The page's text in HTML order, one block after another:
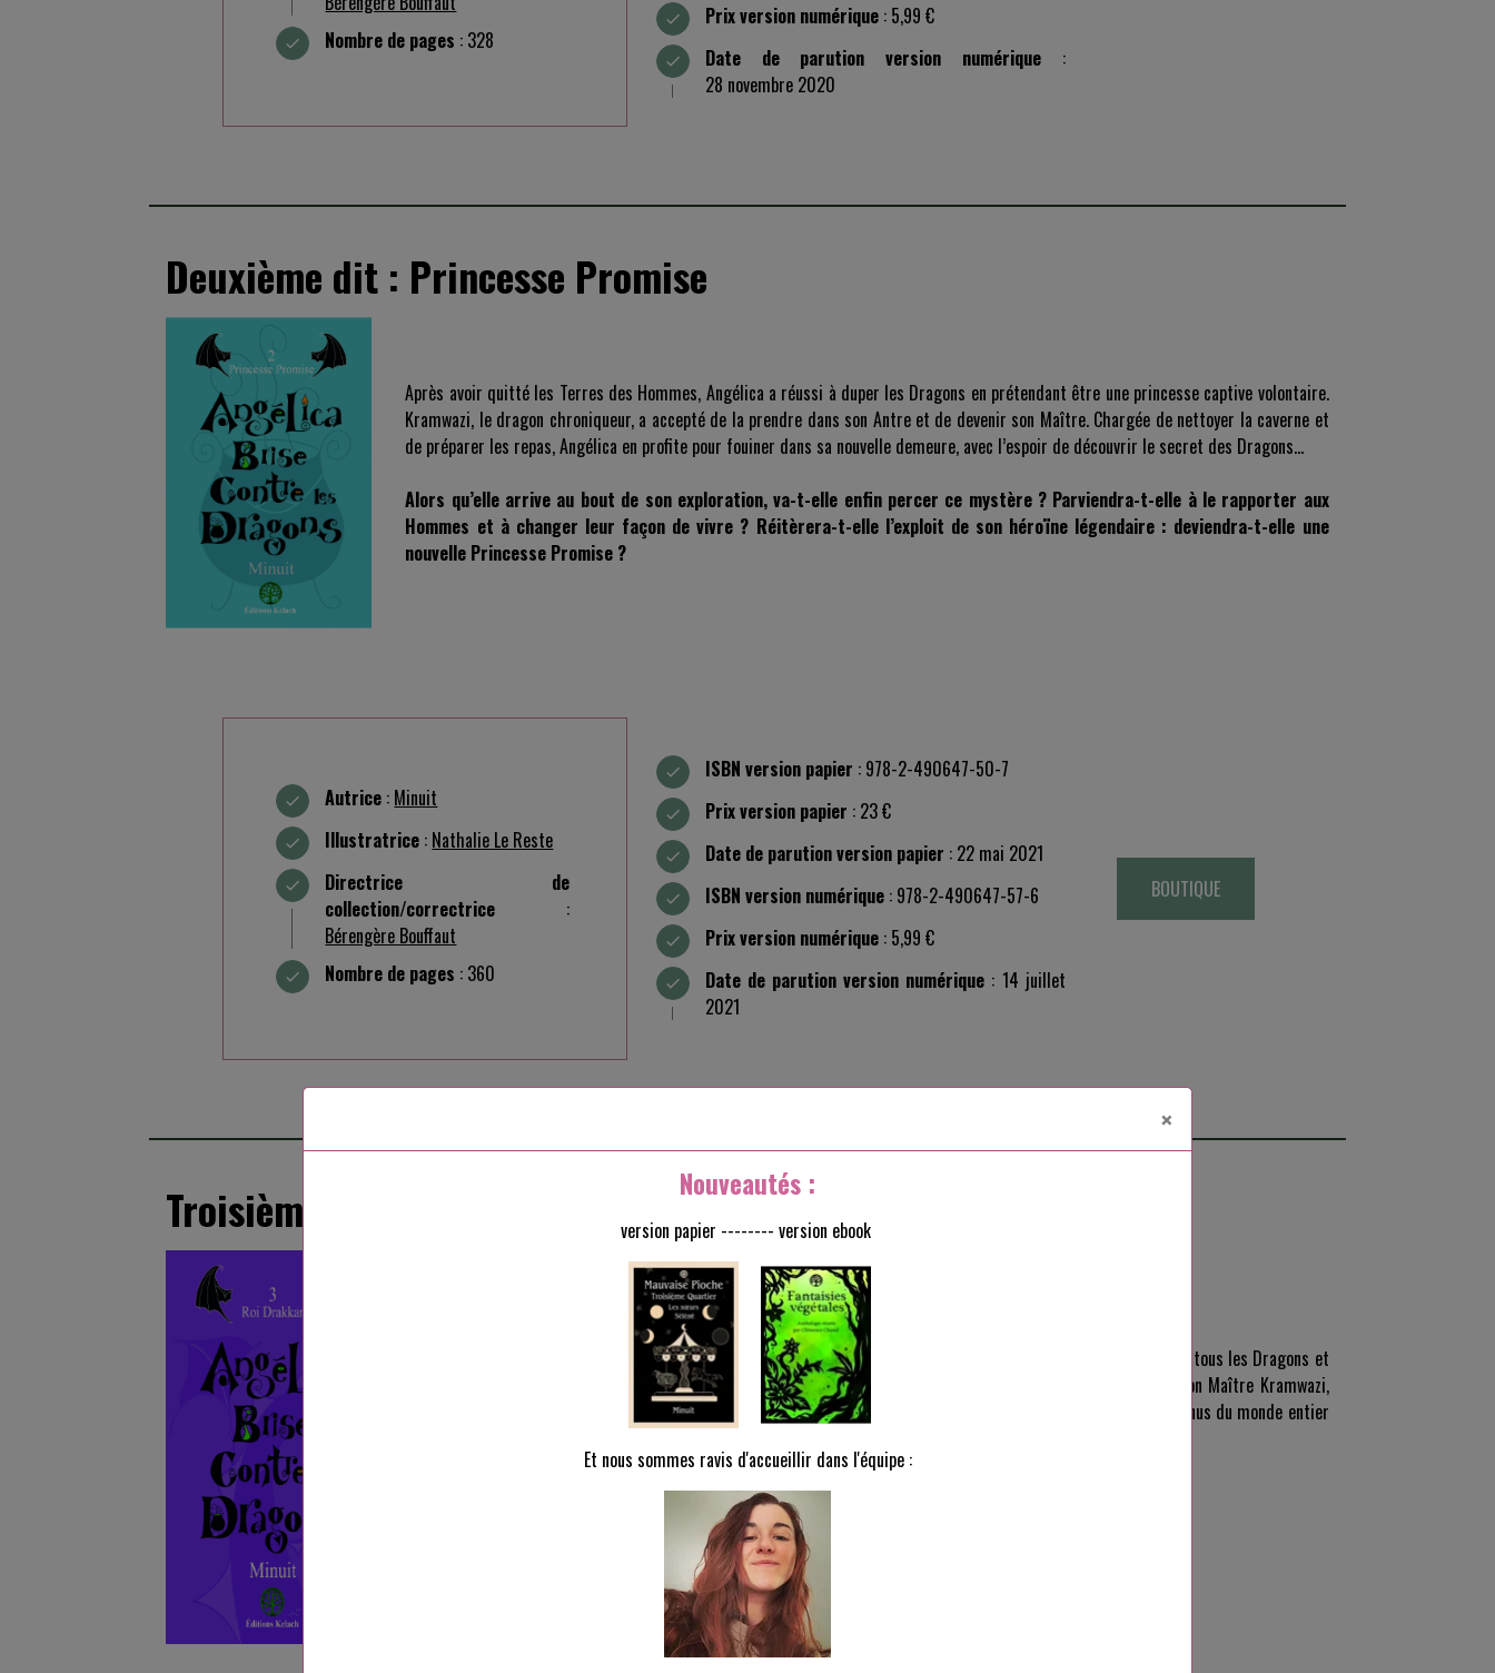
Nombre de pages : 328
Prix version numérique : 5,99 €
Date de parution version numérique:
28 novembre 2020
Deuxième dit : Princesse Promise
Après avoir quitté les Terres des Hommes, Angélica a réussi à duper les Dragons en prétendant être une princesse captive volontaire.
Kramwazi, le dragon chroniqueur, a accepté de la prendre dans son Antre et de devenir son Maître. Chargée de nettoyer la caverne et
de préparer les repas, Angélica en profite pour fouiner dans sa nouvelle demeure, avec l’espoir de découvrir le secret des Dragons…
Alors qu’elle arrive au bout de son exploration, va-t-elle enfin percer ce mystère ? Parviendra-t-elle à le rapporter aux
Hommes et à changer leur façon de vivre ? Réitèrera-t-elle l’exploit de son héroïne légendaire : deviendra-t-elle une
nouvelle Princesse Promise ?
Autrice : Minuit
Illustratrice : Nathalie Le Reste
Directrice de
collection/correctrice :
Bérengère Bouffaut
Nombre de pages : 360
ISBN version papier : 978-2-490647-50-7
Prix version papier : 23 €
Date de parution version papier : 22 mai 2021
ISBN version numérique : 978-2-490647-57-6
Prix version numérique : 5,99 €
Date de parution version numérique : 14 juillet
2021
BOUTIQUE
Troisième dit : Roi Drakkar
Grand remue-ménage chez les Dragons : le Roi Drakkar se marie ! Pour célébrer cet événement comme il se doit, tous les Dragons et
leurs princesses captives sont invités à se rendre au Palais des Mirages. Devenue apprentie chroniqueuse de son Maître Kramwazi,
Angélica l’accompagne pour assister à ces noces. La fête ne sera pas sans péril car elle y croisera des reptiles venus du monde entier
De fait, si la Cour recèle nombre de merveilles, elle est aussi le lieu de tous les dangers…
×
Nouveautés :
version papier -------- version ebook
Et nous sommes ravis d'accueillir dans l'équipe :